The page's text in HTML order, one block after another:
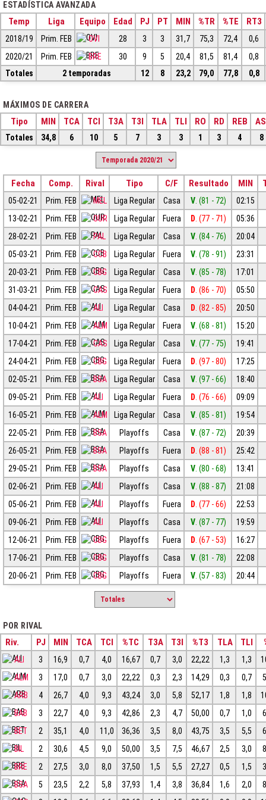
ESTADÍSTICA AVANZADA
Temp Liga Equipo Edad PJ PT MIN %TR %TE RT3
2018/19 Prim. FEB OVI 28 3 3 31,7 75,3 72,4
0,6
2020/21
Prim. FEB BRE 30 9 5 20,4 81,5 81,4
0,8
Totales
2 temporadas 12 8 23,2 79,0 77,8 0,8
MÁXIMOS DE CARRERA
Tipo MIN TCA TCI T3A T3I TLA TLI RO RD REB
Totales 34,8 6 10 5 7 3 3 1 3 4 8
Fecha Comp. Rival Tipo C/F Resultado MIN
05-02-21 Prim. FEB MEL Liga Regular Casa V. (81 - 72)
02:15
13-02-21
Prim. FEB OUR Liga Regular Fuera D. (77 - 71)
05:36
28-02-21
Prim. FEB PAL Liga Regular Casa V. (84 - 76)
20:04
05-03-21
Prim. FEB CCB Liga Regular Fuera V. (78 - 91)
23:31
20-03-21
Prim. FEB CBG Liga Regular Casa V. (85 - 78)
17:01
31-03-21
Prim. FEB CAS Liga Regular Fuera D. (86 - 70)
05:50
04-04-21
Prim. FEB ALI Liga Regular Casa D. (82 - 85)
20:50
10-04-21
Prim. FEB ALM Liga Regular Fuera V. (68 - 81)
15:20
17-04-21
Prim. FEB CAS Liga Regular Casa V. (77 - 75)
19:41
24-04-21
Prim. FEB CBG Liga Regular Fuera D. (97 - 80)
17:25
02-05-21
Prim. FEB BSA Liga Regular Casa V. (97 - 66)
18:40
09-05-21
Prim. FEB ALI Liga Regular Fuera D. (76 - 66)
09:09
16-05-21
Prim. FEB ALM Liga Regular Casa V. (85 - 81)
19:54
22-05-21
Prim. FEB BSA Playoffs Casa V. (87 - 72)
20:39
26-05-21
Prim. FEB BSA Playoffs Fuera D. (88 - 81)
25:42
29-05-21
Prim. FEB BSA Playoffs Casa V. (80 - 68)
13:41
02-06-21
Prim. FEB ALI Playoffs Casa V. (88 - 87)
21:08
05-06-21
Prim. FEB ALI Playoffs Fuera D. (77 - 66)
22:53
09-06-21
Prim. FEB ALI Playoffs Casa V. (87 - 77)
19:59
12-06-21
Prim. FEB CBG Playoffs Fuera D. (67 - 53)
16:27
17-06-21
Prim. FEB CBG Playoffs Casa V. (81 - 78)
22:08
20-06-21
Prim. FEB CBG Playoffs Fuera V. (57 - 83) 20:44
POR RIVAL
Riv. PJ MIN TCA TCI %TC T3A T3I %T3 TLA TLI
ALI 3 16,9 0,7 4,0 16,67 0,7 3,0 22,22 1,3 1,3
ALM
3 17,0 0,7 3,0 22,22 0,3 2,3 14,29 0,3 0,7
ARB
4 26,7 4,0 9,3 43,24 3,0 5,8 52,17 1,8 1,8
BAB
3 22,7 4,0 9,3 42,86 2,3 4,7 50,00 0,7 1,0
BET
2 35,1 4,0 11,0 36,36 3,5 8,0 43,75 3,5 5,5
BIL
2 30,6 4,5 9,0 50,00 3,5 7,5 46,67 2,5 3,0
BRE
2 27,5 3,0 8,0 37,50 1,5 5,5 27,27 0,5 1,5
BSA
5 23,5 2,2 5,8 37,93 1,4 3,8 36,84 1,6 2,0